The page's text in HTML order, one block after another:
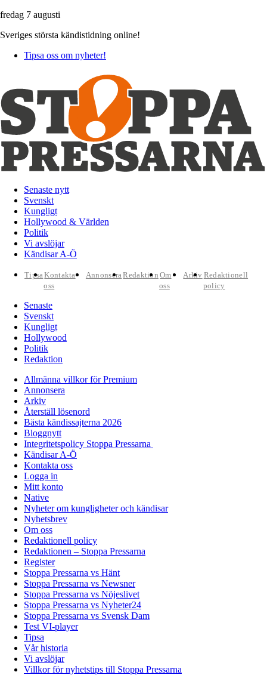
fredag 7 augusti
Sveriges största kändistidning online!
Tipsa oss om nyheter!
Senaste nytt
Svenskt
Kungligt
Hollywood & Världen
Politik
Vi avslöjar
Kändisar A-Ö
TipsaKontakta
oss
AnnonseraRedaktion Om
oss
Arkiv Redaktionell
policy
Senaste
Svenskt
Kungligt
Hollywood
Politik
Redaktion
Allmänna villkor för Premium
Annonsera
Arkiv
Återställ lösenord
Bästa kändissajterna 2026
Bloggnytt
Integritetspolicy Stoppa Pressarna
Kändisar A-Ö
Kontakta oss
Logga in
Mitt konto
Native
Nyheter om kungligheter och kändisar
Nyhetsbrev
Om oss
Redaktionell policy
Redaktionen – Stoppa Pressarna
Register
Stoppa Pressarna vs Hänt
Stoppa Pressarna vs Newsner
Stoppa Pressarna vs Nöjeslivet
Stoppa Pressarna vs Nyheter24
Stoppa Pressarna vs Svensk Dam
Test VI-player
Tipsa
Vår historia
Vi avslöjar
Villkor för nyhetstips till Stoppa Pressarna